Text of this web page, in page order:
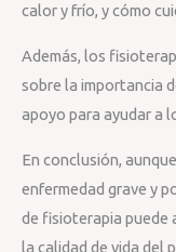
calor y frío, y cómo
Además, los
sobre la importancia
apoyo para ayudar a
En conclusión,
enfermedad grave y
de fisioterapia puede
la calidad de vida del